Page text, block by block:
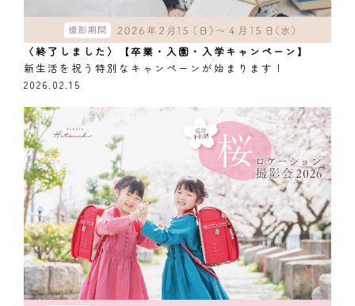
〈終了しました〉【卒業・入園・入学キャンペーン】
新生活を祝う特別なキャンペーンが始まります！
2026.02.15